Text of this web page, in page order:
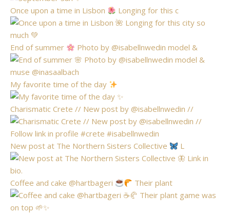
Once upon a time in Lisbon Longing for this c
End of summer Photo by @isabellnwedin model &
My favorite time of the day
Charismatic Crete // New post by @isabellnwedin //
New post at The Northern Sisters Collective L
Coffee and cake @hartbageri Their plant